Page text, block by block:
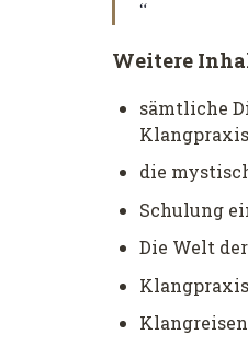
Weitere
sämtliche
Klangpraxis
die
Schulung
Die Welt
Klangreisen